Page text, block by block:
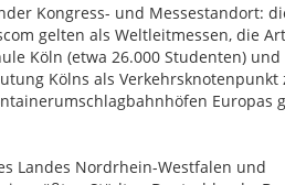
Kongress- und Messestandort:
gelten als Weltleitmessen, die Art
Köln (etwa 26.000 Studenten) und
Kölns als Verkehrsknotenpunkt
Europas
Landes Nordrhein-Westfalen und